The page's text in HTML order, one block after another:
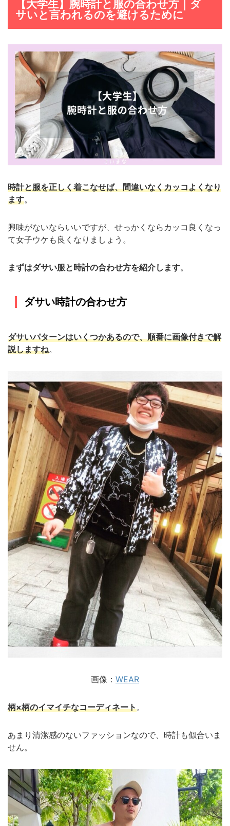
【大学生】腕時計と服の合わせ方｜ダ
サいと言われるのを避けるために
時計と服を正しく着こなせば、間違いなくカッコよくなり
ます。
興味がないならいいですが、せっかくならカッコ良くなっ
て女子ウケも良くなりましょう。
まずはダサい服と時計の合わせ方を紹介します。
ダサい時計の合わせ方
ダサいパターンはいくつかあるので、順番に画像付きで解
説しますね。
画像： WEAR
柄×柄のイマイチなコーディネート。
あまり清潔感のないファッションなので、時計も似合いま
せん。